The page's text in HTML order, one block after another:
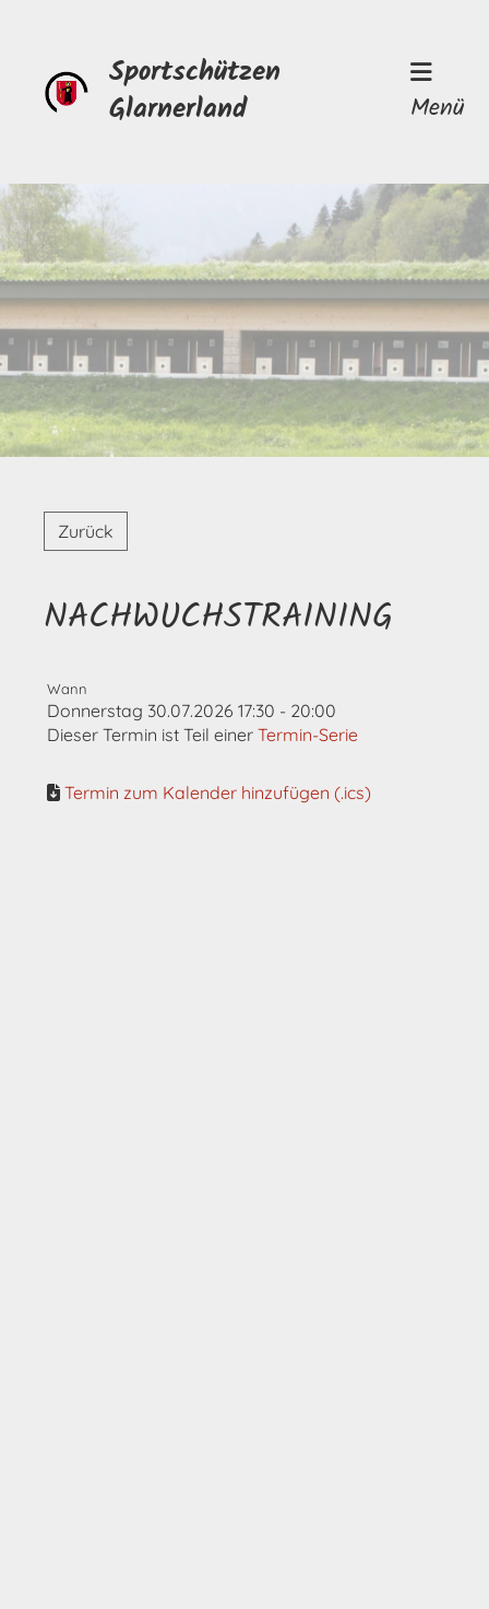
Sportschützen
Glarnerland
Menü
Zurück
NACHWUCHSTRAINING
Wann
Donnerstag 30.07.2026 17:30 - 20:00
Dieser Termin ist Teil einer Termin-Serie
Termin zum Kalender hinzufügen (.ics)